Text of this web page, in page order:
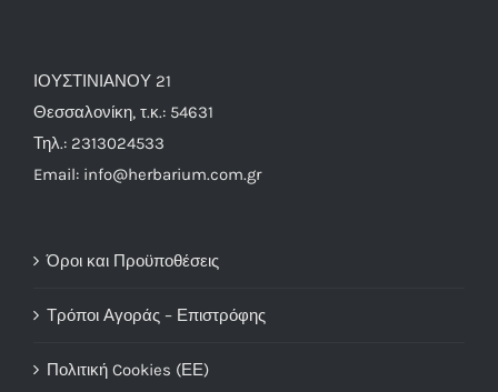
ΙΟΥΣΤΙΝΙΑΝΟΥ 21
Θεσσαλονίκη, τ.κ.: 54631
Τηλ.: 2313024533
Email: info@herbarium.com.gr
Όροι και Προϋποθέσεις
Τρόποι Αγοράς – Επιστρόφης
Πολιτική Cookies (ΕΕ)